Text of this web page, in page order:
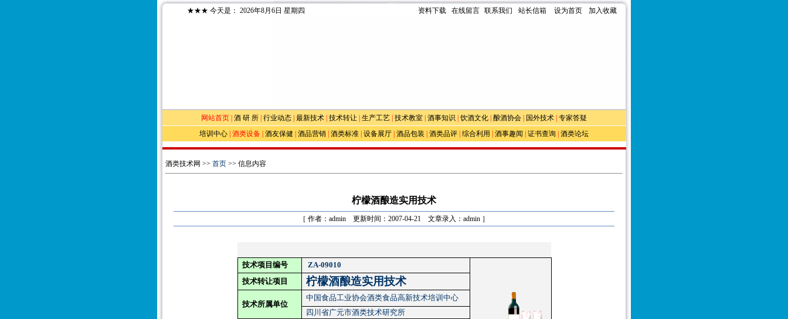
★★★ 今天是： 2026年8月6日 星期四 资料下载 在线留言 联系我们 站长信箱 设为首页 加入收藏
网站首页 酒 研 所 行业动态 最新技术 技术转让 生产工艺 技术教室 酒事知识 饮酒文化 酿酒协会 国外技术 专家答疑
培训中心 酒类设备 酒友保健 酒品营销 酒类标准 设备展厅 酒品包装 酒类品评 综合利用 酒事趣闻 证书查询 酒类论坛
酒类技术网 >> 首页 >> 信息内容
柠檬酒酿造实用技术
［ 作者：admin 更新时间：2007-04-21 文章录入：admin ］
技术项目编号
ZA-09010
技术转让项目
柠檬酒酿造实用技术
技术所属单位
中国食品工业协会酒类食品高新技术培训中心
四川省广元市酒类技术研究所